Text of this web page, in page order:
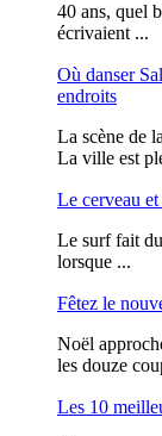
40 ans, quel
écrivaient ...
Où danser
endroits
La scène de
La ville est
Le cerveau
Le surf fait
lorsque ...
Fêtez le
Noël
les douze
Les 10